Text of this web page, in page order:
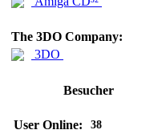
The 3DO Company:
3DO
Besucher
User Online: 38